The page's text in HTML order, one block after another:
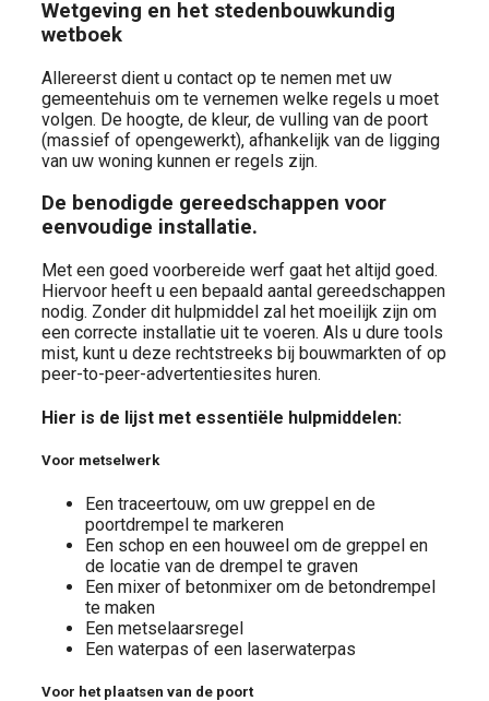
Wetgeving en het stedenbouwkundig
wetboek
Allereerst dient u contact op te nemen met uw
gemeentehuis om te vernemen welke regels u moet
volgen. De hoogte, de kleur, de vulling van de poort
(massief of opengewerkt), afhankelijk van de ligging
van uw woning kunnen er regels zijn.
De benodigde gereedschappen voor
eenvoudige installatie.
Met een goed voorbereide werf gaat het altijd goed.
Hiervoor heeft u een bepaald aantal gereedschappen
nodig. Zonder dit hulpmiddel zal het moeilijk zijn om
een ​​correcte installatie uit te voeren. Als u dure tools
mist, kunt u deze rechtstreeks bij bouwmarkten of op
peer-to-peer-advertentiesites huren.
Hier is de lijst met essentiële hulpmiddelen:
Voor metselwerk
Een traceertouw, om uw greppel en de
poortdrempel te markeren
Een schop en een houweel om de greppel en
de locatie van de drempel te graven
Een mixer of betonmixer om de betondrempel
te maken
Een metselaarsregel
Een waterpas of een laserwaterpas
Voor het plaatsen van de poort